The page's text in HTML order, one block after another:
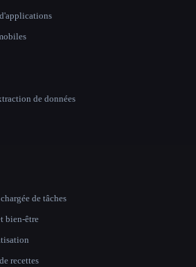
de données
de tâches
bien-être
recettes